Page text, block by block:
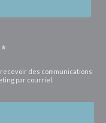
*
des communications
par courriel.